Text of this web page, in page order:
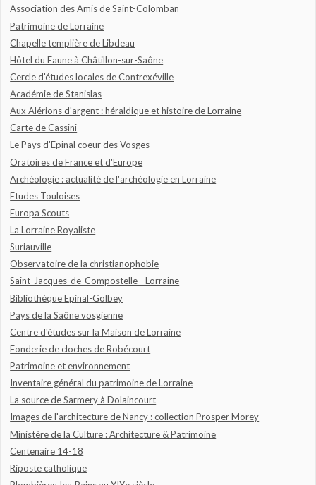
Association des Amis de Saint-Colomban
Patrimoine de Lorraine
Chapelle templière de Libdeau
Hôtel du Faune à Châtillon-sur-Saône
Cercle d'études locales de Contrexéville
Académie de Stanislas
Aux Alérions d'argent : héraldique et histoire de Lorraine
Carte de Cassini
Le Pays d'Epinal coeur des Vosges
Oratoires de France et d'Europe
Archéologie : actualité de l'archéologie en Lorraine
Etudes Touloises
Europa Scouts
La Lorraine Royaliste
Suriauville
Observatoire de la christianophobie
Saint-Jacques-de-Compostelle - Lorraine
Bibliothèque Epinal-Golbey
Pays de la Saône vosgienne
Centre d'études sur la Maison de Lorraine
Fonderie de cloches de Robécourt
Patrimoine et environnement
Inventaire général du patrimoine de Lorraine
La source de Sarmery à Dolaincourt
Images de l'architecture de Nancy : collection Prosper Morey
Ministère de la Culture : Architecture & Patrimoine
Centenaire 14-18
Riposte catholique